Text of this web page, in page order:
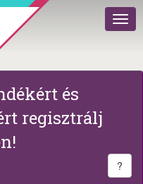
és
regisztrálj
?